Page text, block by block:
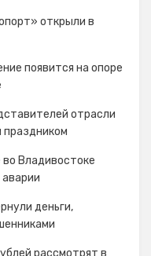
открыли в
появится на опоре
отрасли
Владивостоке
деньги,
рассмотрят в